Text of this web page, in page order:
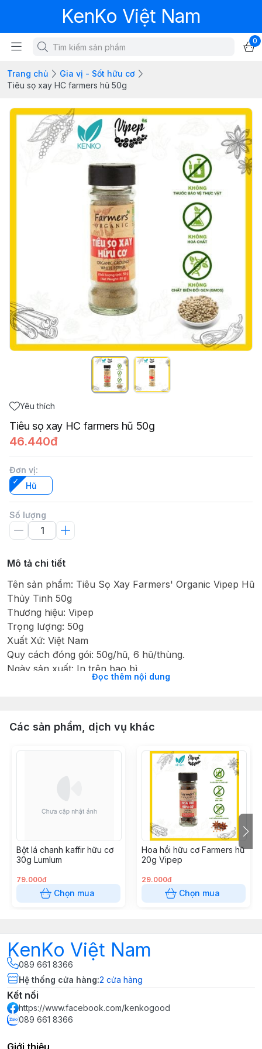
KenKo Việt Nam
0
Trang chủ
Gia vị - Sốt hữu cơ
Tiêu sọ xay HC farmers hũ 50g
Yêu thích
Tiêu sọ xay HC farmers hũ 50g
46.440đ
Đơn vị:
Hũ
Số lượng
Mô tả chi tiết
Tên sản phẩm: Tiêu Sọ Xay Farmers' Organic Vipep Hũ
Thủy Tinh 50g
Thương hiệu: Vipep
Trọng lượng: 50g
Xuất Xứ: Việt Nam
Quy cách đóng gói: 50g/hũ, 6 hũ/thùng.
Ngày sản xuất: In trên bao bì
Hạn sử dụng: 24 tháng
lạnh, tránh ánh nắng trực tiếp
món ăn
Đọc thêm nội dung
Các sản phẩm, dịch vụ khác
Bột lá chanh kaffir hữu cơ
30g Lumlum
79.000đ
Chọn mua
Hoa hồi hữu cơ Farmers hũ
20g Vipep
29.000đ
Chọn mua
KenKo Việt Nam
089 661 8366
Hệ thống cửa hàng:2 cửa hàng
Kết nối
https://www.facebook.com/kenkogood
089 661 8366
Giới thiệu